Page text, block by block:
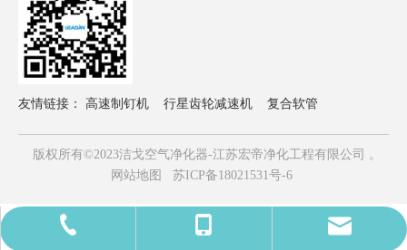
19215298999
19215296888
799712691@qq.com
友情链接： 高速制钉机 行星齿轮减速机 复合软管
版权所有©2023洁戈空气净化器-江苏宏帝净化工程有限公司 。
网站地图
苏ICP备18021531号-6